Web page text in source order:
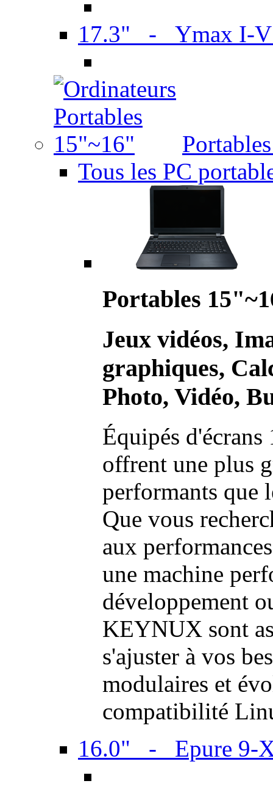
17.3" - Ymax I-
Tous les PC
Portables
Jeux vidéos,
graphiques,
Photo, Vidéo,
Équipés
offrent une plus
performants que
Que vous
aux
une machine
développement
KEYNUX sont
s'ajuster à vos
modulaires et
compatibilité
16.0" - Epure 9-